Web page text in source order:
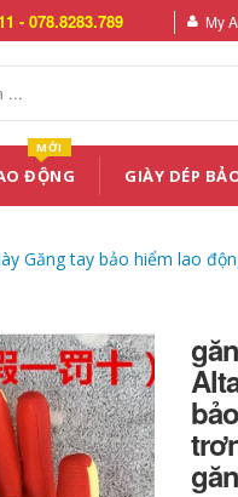
- 078.8283.789 My
ĐỘNG
MỚI
GIÀY DÉP
Găng tay bảo hiểm lao